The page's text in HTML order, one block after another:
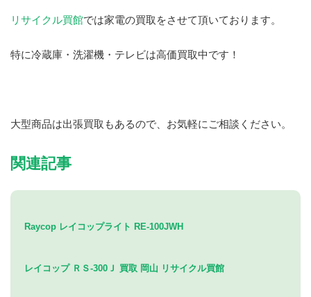
リサイクル買館では家電の買取をさせて頂いております。
特に冷蔵庫・洗濯機・テレビは高価買取中です！
大型商品は出張買取もあるので、お気軽にご相談ください。
関連記事
Raycop レイコップライト RE-100JWH
レイコップ ＲＳ-300Ｊ 買取 岡山 リサイクル買館